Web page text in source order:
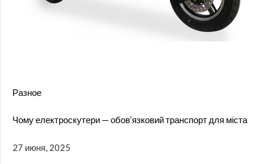
Разное
Чому електроскутери — обов’язковий транспорт для міста
27 июня, 2025